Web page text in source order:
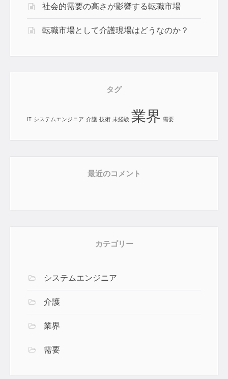
社会的需要の高さが影響する転職市場
転職市場として介護現場はどうなのか？
タグ
IT システムエンジニア 介護 技術 未経験 業界 需要
最近のコメント
カテゴリー
システムエンジニア
介護
業界
需要